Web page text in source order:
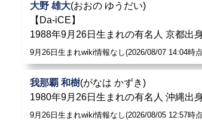
大野 雄大(おおの ゆうだい)
【Da-iCE】
1988年9月26日生まれの有名人 京都出
9月26日生まれwiki情報なし(2026/08/07 14:04時
我那覇 和樹(がなは かずき)
1980年9月26日生まれの有名人 沖縄出
9月26日生まれwiki情報なし(2026/08/05 12:57時